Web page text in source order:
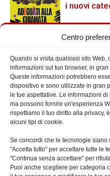
Centro
Quando si visita qualsiasi sito Web,
informazioni sul tuo browser, in
Queste informazioni potrebbero
dispositivo e sono utilizzate in gran
le tue aspettative. Le informazioni
ma possono fornire un'esperienza
rispettiamo il tuo diritto alla privacy,
alcuni tipi di cookie.
Se concordi che le tecnologie siano
"Accetta tutto" per accettare tutte le
"Continua senza accettare" per
Puoi anche scegliere per categoria
i nuovi
Cerca nel Sito
Prossimi Eventi